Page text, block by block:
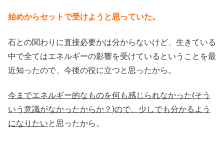
始めからセットで受けようと思っていた。
石との関わりに直接必要かは分からないけど、生きている
中で全てはエネルギーの影響を受けているということを最
近知ったので、今後の役に立つと思ったから。
今までエネルギー的なものを何も感じられなかった(そう
いう意識がなかったからか？ )ので、少しでも分かるよう
になりたいと思ったから。